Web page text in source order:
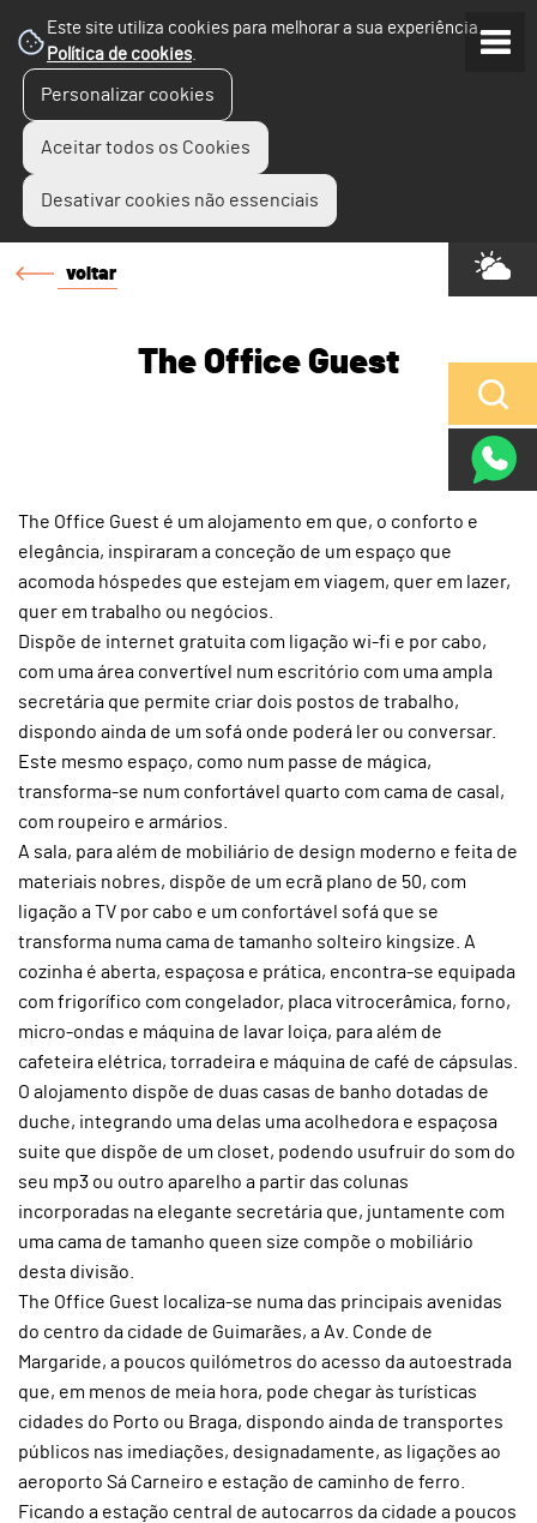
Este site utiliza cookies para melhorar a sua experiência.
Política de cookies.
Personalizar cookies
Aceitar todos os Cookies
Desativar cookies não essenciais
voltar
The Office Guest
The Office Guest é um alojamento em que, o conforto e
elegância, inspiraram a conceção de um espaço que
acomoda hóspedes que estejam em viagem, quer em lazer,
quer em trabalho ou negócios.
Dispõe de internet gratuita com ligação wi-fi e por cabo,
com uma área convertível num escritório com uma ampla
secretária que permite criar dois postos de trabalho,
dispondo ainda de um sofá onde poderá ler ou conversar.
Este mesmo espaço, como num passe de mágica,
transforma-se num confortável quarto com cama de casal,
com roupeiro e armários.
A sala, para além de mobiliário de design moderno e feita de
materiais nobres, dispõe de um ecrã plano de 50, com
ligação a TV por cabo e um confortável sofá que se
transforma numa cama de tamanho solteiro kingsize. A
cozinha é aberta, espaçosa e prática, encontra-se equipada
com frigorífico com congelador, placa vitrocerâmica, forno,
micro-ondas e máquina de lavar loiça, para além de
cafeteira elétrica, torradeira e máquina de café de cápsulas.
O alojamento dispõe de duas casas de banho dotadas de
duche, integrando uma delas uma acolhedora e espaçosa
suite que dispõe de um closet, podendo usufruir do som do
seu mp3 ou outro aparelho a partir das colunas
incorporadas na elegante secretária que, juntamente com
uma cama de tamanho queen size compõe o mobiliário
desta divisão.
The Office Guest localiza-se numa das principais avenidas
do centro da cidade de Guimarães, a Av. Conde de
Margaride, a poucos quilómetros do acesso da autoestrada
que, em menos de meia hora, pode chegar às turísticas
cidades do Porto ou Braga, dispondo ainda de transportes
públicos nas imediações, designadamente, as ligações ao
aeroporto Sá Carneiro e estação de caminho de ferro.
Ficando a estação central de autocarros da cidade a poucos